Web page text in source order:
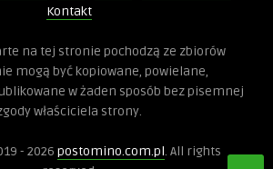
Kontakt
na tej stronie pochodzą ze zbiorów
mogą być kopiowane, powielane,
w żaden sposób bez pisemnej
właściciela strony.
- 2026 postomino.com.pl. All rights